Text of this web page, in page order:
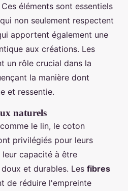
Ces éléments sont essentiels
non seulement respectent
apportent également une
aux créations. Les
un rôle crucial dans la
la manière dont
et ressentie.
naturels
le lin, le coton
privilégiés pour leurs
capacité à être
et durables. Les fibres
de réduire l'empreinte